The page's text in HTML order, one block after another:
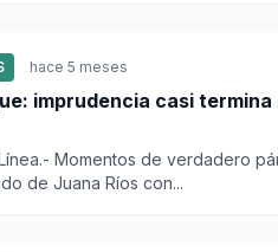
hace 5 meses
imprudencia casi
Momentos de verdadero
de Juana Ríos con...